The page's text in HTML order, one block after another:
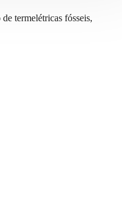
termelétricas fósseis,